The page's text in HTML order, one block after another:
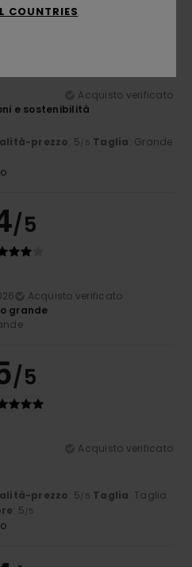
/5
Acquisto verificato
e sostenibilità
prezzo: 5 /5 Taglia: Grande
/5
Acquisto verificato
grande
/5
Acquisto verificato
prezzo: 5 /5 Taglia: Taglia
: 5 /5
COUNTRIES